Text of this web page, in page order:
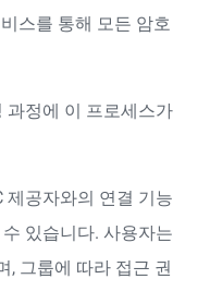
스를 통해 모든 암호
과정에 이 프로세스가
제공자와의 연결 기능
있습니다. 사용자는
, 그룹에 따라 접근 권